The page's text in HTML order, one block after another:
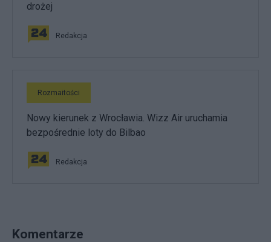
drożej
Redakcja
Rozmaitości
Nowy kierunek z Wrocławia. Wizz Air uruchamia
bezpośrednie loty do Bilbao
Redakcja
Komentarze